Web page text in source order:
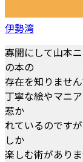
伊勢湾
寡聞にして山本
の本の
存在を知りませ
丁寧な絵やマニ
惹か
れているのです
しか
楽しむ術があり